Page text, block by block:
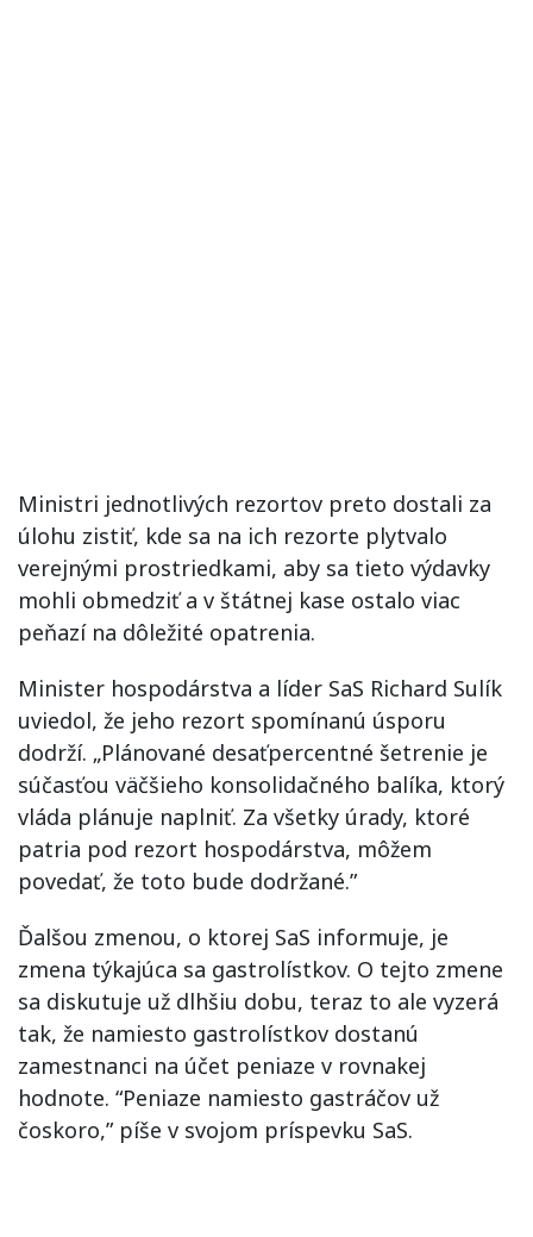
Ministri jednotlivých rezortov preto dostali za
úlohu zistiť, kde sa na ich rezorte plytvalo
verejnými prostriedkami, aby sa tieto výdavky
mohli obmedziť a v štátnej kase ostalo viac
peňazí na dôležité opatrenia.
Minister hospodárstva a líder SaS Richard Sulík
uviedol, že jeho rezort spomínanú úsporu
dodrží. „Plánované desaťpercentné šetrenie je
súčasťou väčšieho konsolidačného balíka, ktorý
vláda plánuje naplniť. Za všetky úrady, ktoré
patria pod rezort hospodárstva, môžem
povedať, že toto bude dodržané.”
Ďalšou zmenou, o ktorej SaS informuje, je
zmena týkajúca sa gastrolístkov. O tejto zmene
sa diskutuje už dlhšiu dobu, teraz to ale vyzerá
tak, že namiesto gastrolístkov dostanú
zamestnanci na účet peniaze v rovnakej
hodnote. “Peniaze namiesto gastráčov už
čoskoro,” píše v svojom príspevku SaS.